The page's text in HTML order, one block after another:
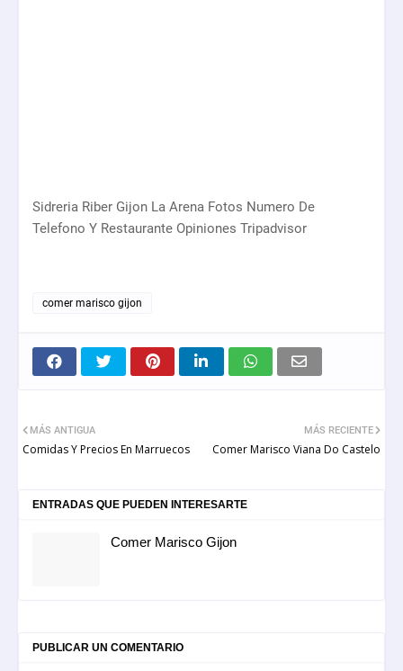
Sidreria Riber Gijon La Arena Fotos Numero De
Telefono Y Restaurante Opiniones Tripadvisor
comer marisco gijon
MÁS RECIENTE
Comer Marisco Viana Do Castelo
MÁS ANTIGUA
Comidas Y Precios En Marruecos
ENTRADAS QUE PUEDEN INTERESARTE
Comer Marisco Gijon
PUBLICAR UN COMENTARIO